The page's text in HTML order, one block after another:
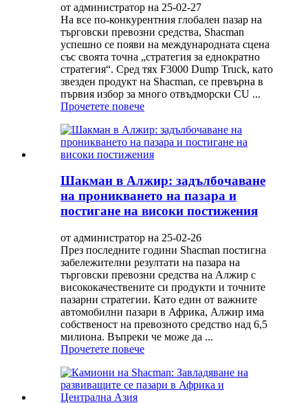
от администратор на 25-02-27
На все по-конкурентния глобален пазар на
търговски превозни средства, Shacman
успешно се появи на международната сцена
със своята точна „стратегия за еднократно
стратегия“. Сред тях F3000 Dump Truck, като
звезден продукт на Shacman, се превърна в
първия избор за много отвъдморски CU ...
Прочетете повече
Шакман в Алжир: задълбочаване
на проникването на пазара и
постигане на високи постижения
от администратор на 25-02-26
През последните години Shacman постигна
забележителни резултати на пазара на
търговски превозни средства на Алжир с
висококачествените си продукти и точните
пазарни стратегии. Като един от важните
автомобилни пазари в Африка, Алжир има
собственост на превозното средство над 6,5
милиона. Въпреки че може да ...
Прочетете повече